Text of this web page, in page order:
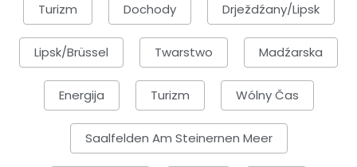
Turizm Dochody Drježdźany/Lipsk
Lipsk/Brüssel Twarstwo Madźarska
Energija Turizm Wólny Čas
Saalfelden Am Steinernen Meer